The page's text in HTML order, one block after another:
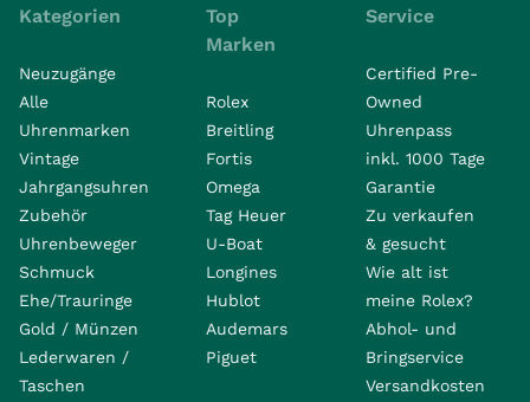
Kategorien
Neuzugänge
Alle
Uhrenmarken
Vintage
Jahrgangsuhren
Zubehör
Uhrenbeweger
Schmuck
Ehe/Trauringe
Gold / Münzen
Lederwaren /
Taschen
Top
Marken
Rolex
Breitling
Fortis
Omega
Tag Heuer
U-Boat
Longines
Hublot
Audemars
Piguet
Service
Certified Pre-
Owned
Uhrenpass
inkl. 1000 Tage
Garantie
Zu verkaufen
& gesucht
Wie alt ist
meine Rolex?
Abhol- und
Bringservice
Versandkosten